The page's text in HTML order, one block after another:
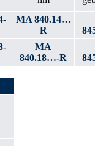
MA 840.14…
R
MA
840.18…-R